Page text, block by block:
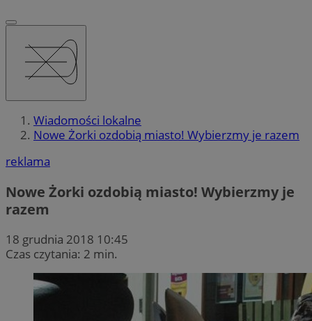
Wiadomości lokalne
Nowe Żorki ozdobią miasto! Wybierzmy je razem
reklama
Nowe Żorki ozdobią miasto! Wybierzmy je
razem
18 grudnia 2018 10:45
Czas czytania: 2 min.